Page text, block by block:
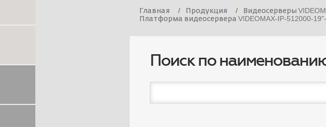
Главная Продукция
Видеосерверы
Платформа видеосервера VIDEOMAX-IP-512000-
Поиск по